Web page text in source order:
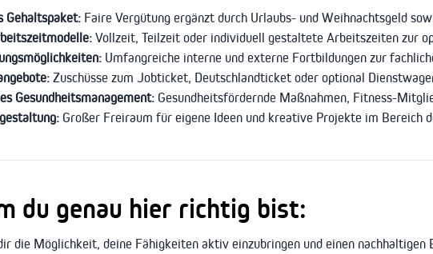
Faire Vergütung ergänzt durch Urlaubs- und Weihnachtsgeld
Vollzeit, Teilzeit oder individuell gestaltete Arbeitszeiten zur
Umfangreiche interne und externe Fortbildungen zur
Zuschüsse zum Jobticket, Deutschlandticket oder optional
Gesundheitsmanagement: Gesundheitsfördernde Maßnahmen, Fitness-
Großer Freiraum für eigene Ideen und kreative Projekte im Bereich
du genau hier richtig bist:
die Möglichkeit, deine Fähigkeiten aktiv einzubringen und einen